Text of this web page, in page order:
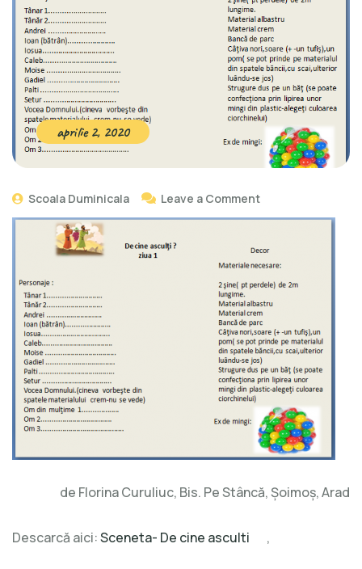
aprilie 2, 2020
Scoala Duminicala Leave a Commenton
Sceneta-
cine
asculți?
de Florina Curuliuc, Bis. Pe Stâncă, Șoimoș, Arad
Descarcă aici:Sceneta- De cine asculti ,